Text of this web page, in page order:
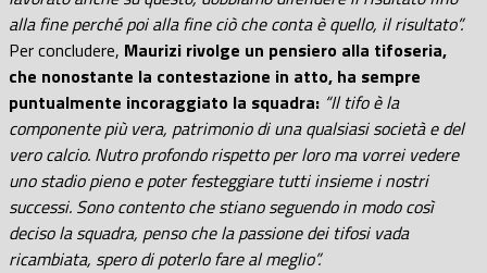
alla fine perché poi alla fine ciò che conta è quello, il risultato”.
Per concludere, Maurizi rivolge un pensiero alla tifoseria,
che nonostante la contestazione in atto, ha sempre
puntualmente incoraggiato la squadra: “Il tifo è la
componente più vera, patrimonio di una qualsiasi società e del
vero calcio. Nutro profondo rispetto per loro ma vorrei vedere
uno stadio pieno e poter festeggiare tutti insieme i nostri
successi. Sono contento che stiano seguendo in modo così
deciso la squadra, penso che la passione dei tifosi vada
ricambiata, spero di poterlo fare al meglio”.